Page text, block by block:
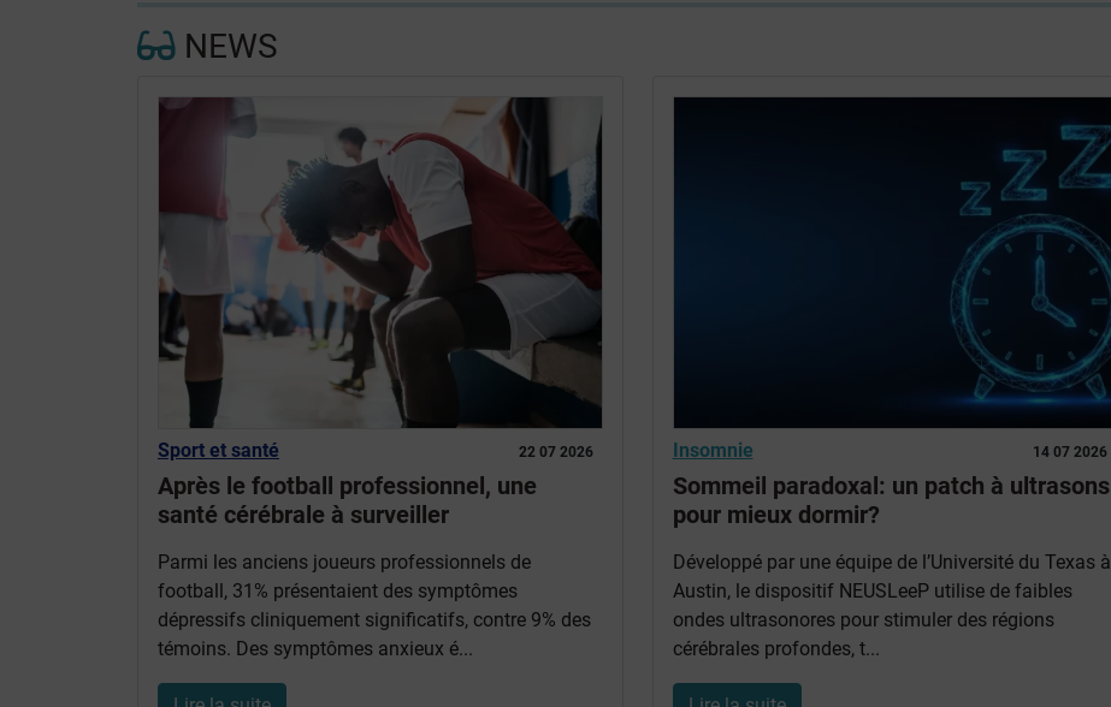
NEWS
22 07 2026
Sport et santé
Après le football professionnel, une
santé cérébrale à surveiller
Parmi les anciens joueurs professionnels de
football, 31% présentaient des symptômes
dépressifs cliniquement significatifs, contre 9% des
témoins. Des symptômes anxieux é...
14 07 2026
Insomnie
Sommeil paradoxal: un patch à ultrasons
pour mieux dormir?
Développé par une équipe de l’Université du Texas à
Austin, le dispositif NEUSLeeP utilise de faibles
ondes ultrasonores pour stimuler des régions
cérébrales profondes, t...